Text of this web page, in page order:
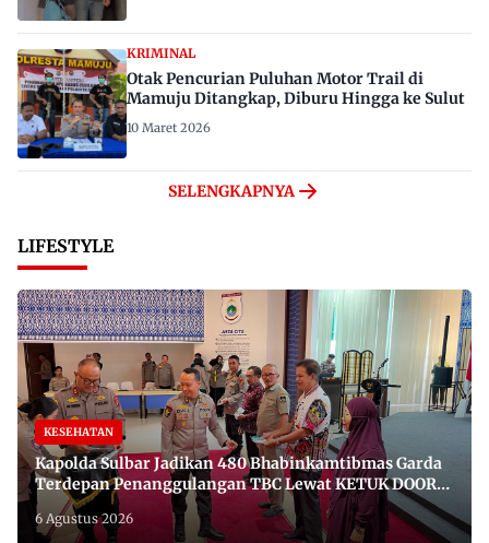
KRIMINAL
Otak Pencurian Puluhan Motor Trail di
Mamuju Ditangkap, Diburu Hingga ke Sulut
10 Maret 2026
SELENGKAPNYA
LIFESTYLE
KESEHATAN
Kapolda Sulbar Jadikan 480 Bhabinkamtibmas Garda
Terdepan Penanggulangan TBC Lewat KETUK DOORS
di 650 Desa
6 Agustus 2026